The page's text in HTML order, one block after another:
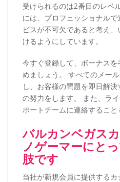
受けられるのは2番目のレベ
には、プロフェッショナル
ビスが不可欠であると考え
けるようにしています。
今すぐ登録して、ボーナス
めましょう。 すべてのメー
し、お客様の問題を即日解
の努力をします。 また、ラ
ポートチームに連絡すること
バルカンベガス
ノゲーマーにと
肢です
当社が新規会員に提供する